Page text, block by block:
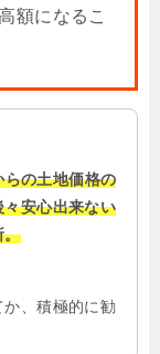
額になるこ
らの土地価格の
安心出来ない
。
、積極的に勧